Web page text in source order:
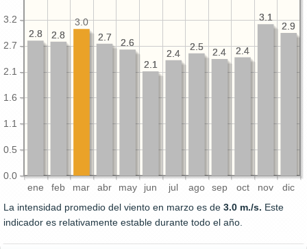
ene feb mar abr may jun jul ago sep oct nov dic
0.0
0.5
1.1
1.6
2.1
2.7
3.2
2.9
3.1
2.4
2.4
2.5
2.4
2.1
2.6
2.7
2.8
2.8
2.9
3.1
2.4
2.4
2.5
2.4
2.1
2.6
2.7
3.0
2.8
2.8
La intensidad promedio del viento en marzo es de 3.0 m./s. Este
indicador es relativamente estable durante todo el año.